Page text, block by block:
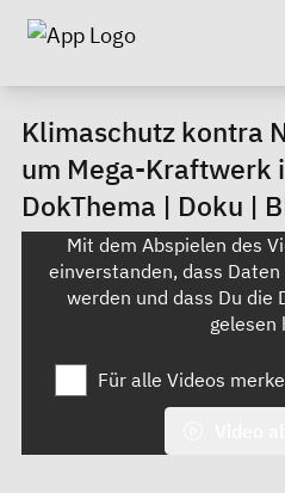
Klimaschutz kontra
um Mega-Kraftwerk
DokThema | Doku |
Mit dem Abspielen des
einverstanden, dass
werden und dass Du die
gelesen
Für alle Videos